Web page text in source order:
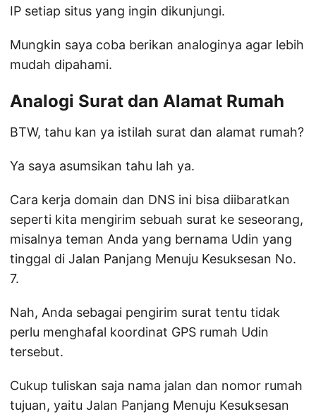
IP setiap situs yang ingin dikunjungi.
Mungkin saya coba berikan analoginya agar lebih
mudah dipahami.
Analogi Surat dan Alamat Rumah
BTW, tahu kan ya istilah surat dan alamat rumah?
Ya saya asumsikan tahu lah ya.
Cara kerja domain dan DNS ini bisa diibaratkan
seperti kita mengirim sebuah surat ke seseorang,
misalnya teman Anda yang bernama Udin yang
tinggal di Jalan Panjang Menuju Kesuksesan No.
7.
Nah, Anda sebagai pengirim surat tentu tidak
perlu menghafal koordinat GPS rumah Udin
tersebut.
Cukup tuliskan saja nama jalan dan nomor rumah
tujuan, yaitu Jalan Panjang Menuju Kesuksesan